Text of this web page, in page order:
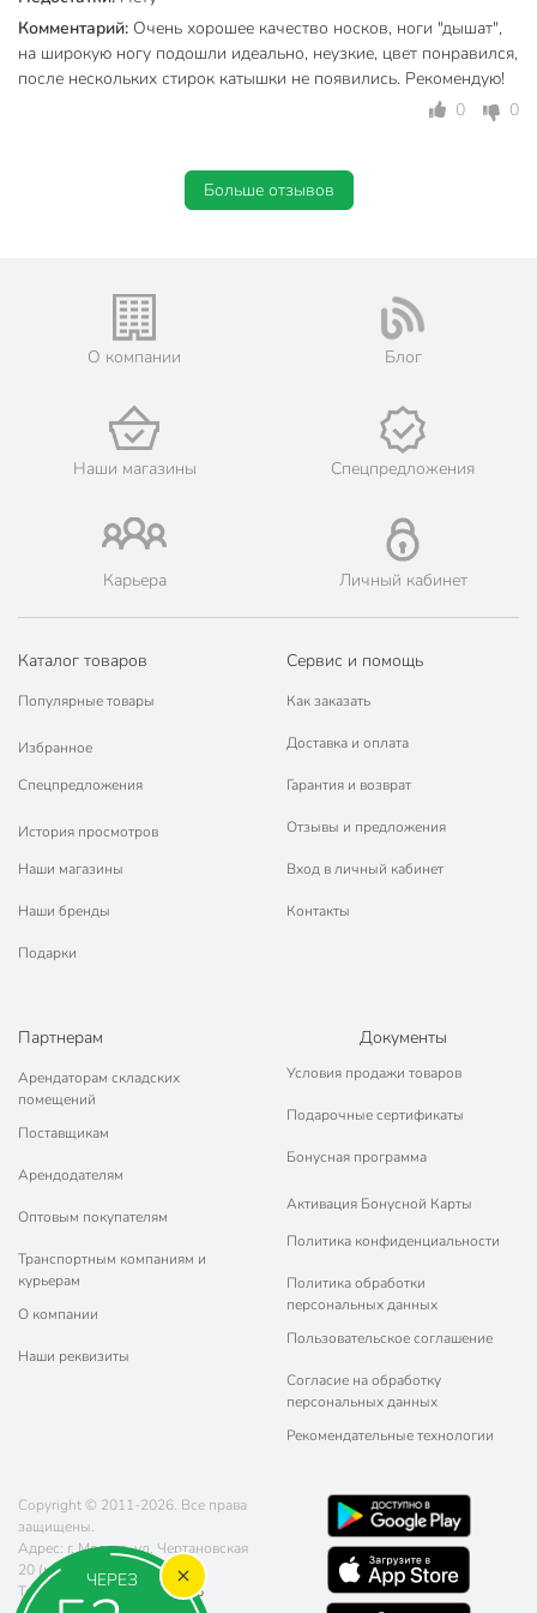
ЧЕРЕЗ
Бренд
Страна производства
Беларусь
демисезонный
Назначение
для бега
Особенности
тонкий
с резинкой
Количество пар
1 пара
без узоров
Высота носков
высокий
Артикул производителя
5С-08СП
Модель
Классик
Вес в упаковке
50 г
Комментарий: Очень хорошее качество носков, ноги "дышат",
на широкую ногу подошли идеально, неузкие, цвет понравился,
после нескольких стирок катышки не появились. Рекомендую!
0
0
Больше отзывов
О компании Блог
Наши магазины Спецпредложения
Карьера Личный кабинет
Каталог товаров
Популярные товары
Избранное
Спецпредложения
История просмотров
Наши магазины
Наши бренды
Подарки
Сервис и помощь
Как заказать
Доставка и оплата
Гарантия и возврат
Отзывы и предложения
Вход в личный кабинет
Контакты
Партнерам
Арендаторам складских
помещений
Поставщикам
Арендодателям
Оптовым покупателям
Транспортным компаниям и
курьерам
О компании
Наши реквизиты
Документы
Условия продажи товаров
Подарочные сертификаты
Бонусная программа
Активация Бонусной Карты
Политика конфиденциальности
Политика обработки
персональных данных
Пользовательское соглашение
Согласие на обработку
персональных данных
Рекомендательные технологии
Copyright © 2011-2026. Все права
защищены.
Адрес: г. Москва, ул. Чертановская
20 (метро Южная)
Телефон:
8 (800) 770-77-06